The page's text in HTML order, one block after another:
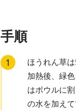
手順
1
ほうれん草
加熱後、緑
はボウルに
の水を加え